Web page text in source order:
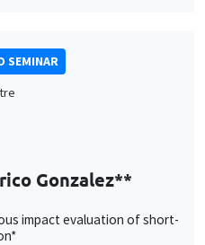
SEMINAR
Gonzalez**
impact evaluation of short-